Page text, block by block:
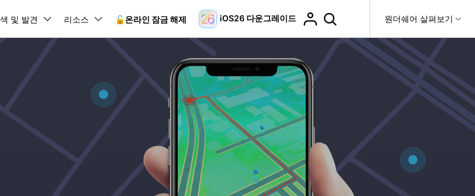
PDF 제품
도큐먼트 클라우드
클라우드 기반 파일 관리
PDFelement Online
무료 온라인 PDF 도구
무료 올인원 온라인 PDF 도구
유틸리티
유틸리티 제품
Recoverit
데이터 복구
Repairit
손상된 동영상, 사진 등 복구
Dr.Fone
모바일 기기 관리
FamiSafe
자녀 보호 앱
원더쉐어 소개
뉴스룸
플랜 및 가격
도움말 센터
마인드맵 및 다이어그램
EdrawMind
EdrawMax
동영상 크리에이티비티
Filmora
UniConverter
DemoCreator
유틸리티
Dr.Fone
Recoverit
회사 소개
회사 소개
원더쉐어의 스토리
채용 정보
문의하기
뉴스룸 플랜 및 가격 도움말 센터 원더쉐어 살펴보기
잠금 해제
데이터 복구
iOS 데이터 복구 Android 데이터 복구
비밀번호 관리
iOS 비밀번호 관리
WhatsApp 전송
WhatsApp 백업 & 전송
핸드폰 전송
핸드폰간 전송
Android 데이
Dr.Fone 온라인 잠금 해제
온라인 삼성 FRP 잠금 우회
Dr.Fone Air
더 보기
DocPassRemover
PDF 잠금 해제 & 제한 제거
iCloud 활성화 잠금 해제
및 발견
능, 기간 한정 혜택 등을 제공합니다.
Android 수정용
삼성 화면 잠금 해제
FRP 잠금 우회
Android 루팅 도구
사용 방법은 무엇입니까?
사용 가이드
비디오 튜토리얼
다운로드 센터>
리소스
이드
가이드 & FAQ
의 모든 기능을 단계별로 안내합니다.
가이드
영상으로 Dr.Fone 사용법을 확인하세요.
고객 지원
도움말 센터
자주 묻는 질문, 문제 해결 및 일반적인 해결 방법을 제
공합니다.
최신 버전으로 업그레이드
Dr.Fone 13의 새로운 기능과 혜택을 확인하세요.
🔓️온라인 잠금 해제 iOS26 다운그레이드